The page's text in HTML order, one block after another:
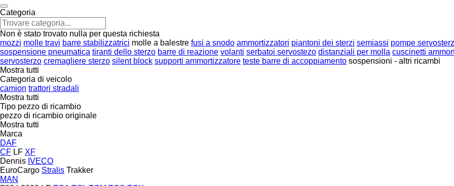
Categoria
Non è stato trovato nulla per questa richiesta
mozzi molle travi barre stabilizzatrici molle a balestre fusi a snodo ammortizzatori piantoni dei sterzi semiassi pompe
sospensione pneumatica tiranti dello sterzo barre di reazione volanti serbatoi servostezo distanziali per molla cuscinetti
servosterzo cremagliere sterzo silent block supporti ammortizzatore teste barre di accoppiamento sospensioni - altri ricambi
Mostra tutti
Categoria di veicolo
camion trattori stradali
Mostra tutti
Tipo pezzo di ricambio
pezzo di ricambio originale
Mostra tutti
Marca
DAF
CF LF XF
Dennis IVECO
EuroCargo Stralis Trakker
MAN